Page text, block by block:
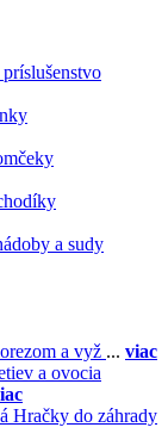
a sudy
a vyž ... viac
a ovocia
Hračky do záhrady